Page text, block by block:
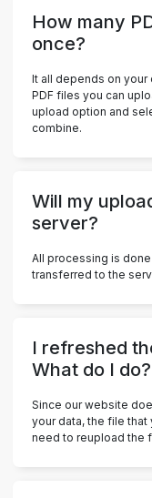
How many
once?
It all depends on your
PDF files you can
upload option and
combine.
Will my
server?
All processing is
transferred to the
I refreshed
What do I do?
Since our website
your data, the file that
need to reupload the